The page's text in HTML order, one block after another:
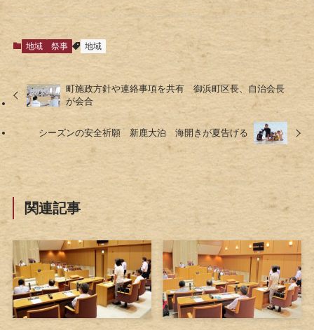
地域 祭事 地域
町施政方針や連絡事項を共有 御浜町区長、自治会長
が会合
シーズンの安全祈願 新鹿大泊 海開きが夏告げる
関連記事